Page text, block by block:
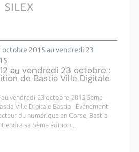
SILEX
octobre 2015 au vendredi 23
au vendredi 23 octobre :
de Bastia Ville Digitale
au vendredi 23 octobre 2015 5ème
Ville Digitale Bastia Evénement
du numérique en Corse, Bastia
sa 5ème édition...